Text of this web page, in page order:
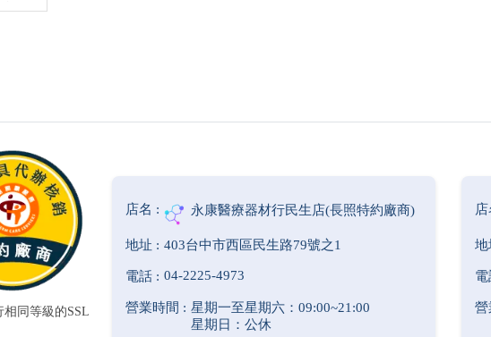
椅配
好
來電
同等級的SSL
永康醫療器材行民生店(長照特約廠商)
403台中市西區民生路79號之1
04-2225-4973
星期一至星期六：09:00~21:00
星期日：公休